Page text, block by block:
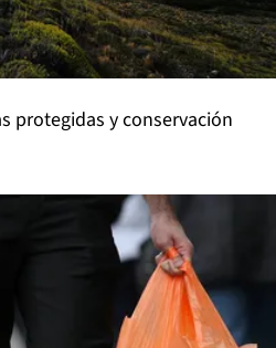
protegidas y conservación